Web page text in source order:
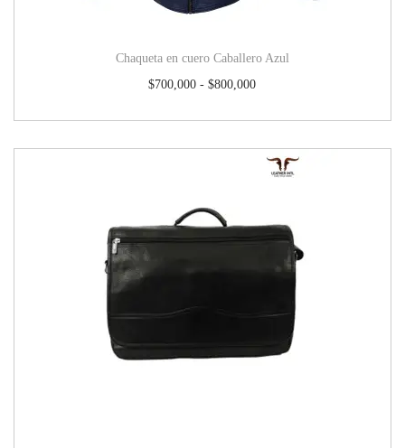
Chaqueta en cuero Caballero Azul
$700,000 - $800,000